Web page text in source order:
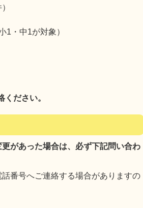
1・中1が対象）
ください。
があった場合は、必ず下記問い合わ
番号へご連絡する場合がありますの